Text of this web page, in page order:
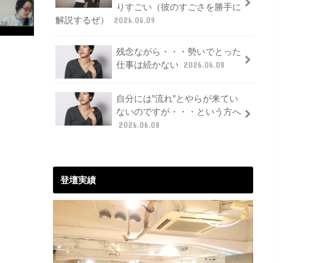
りすごい（彼のすごさを勝手に
解説するぜ）
2026.06.09
残念ながら・・・勢いでとった
仕事は続かない
2026.06.08
自分には”流れ”とやらが来てい
ないのですが・・・という方へ
2026.06.08
登壇実績